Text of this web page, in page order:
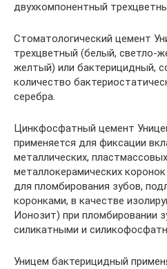
двухкомпонентный
Стоматологический цемент
трехцветный (белый, светло-
желтый) или бактерицидный,
количество
серебра.
Цинкфосфатный цемент
применяется для фиксации
металлических,
металлокерамических
для пломбирования зубов,
коронками, в качестве
Ионозит) при пломбировании
силикатными и
Уницем бактерицидный